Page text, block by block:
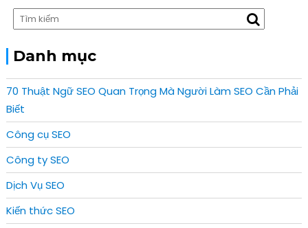
Danh mục
70 Thuật Ngữ SEO Quan Trọng Mà Người Làm SEO Cần Phải
Biết
Công cụ SEO
Công ty SEO
Dịch Vụ SEO
Kiến thức SEO